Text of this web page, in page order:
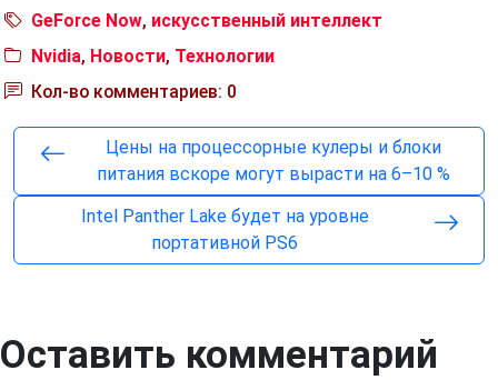
GeForce Now, искусственный интеллект
Nvidia, Новости, Технологии
Кол-во комментариев: 0
Цены на процессорные кулеры и блоки
питания вскоре могут вырасти на 6–10 %
Intel Panther Lake будет на уровне
портативной PS6
Оставить комментарий